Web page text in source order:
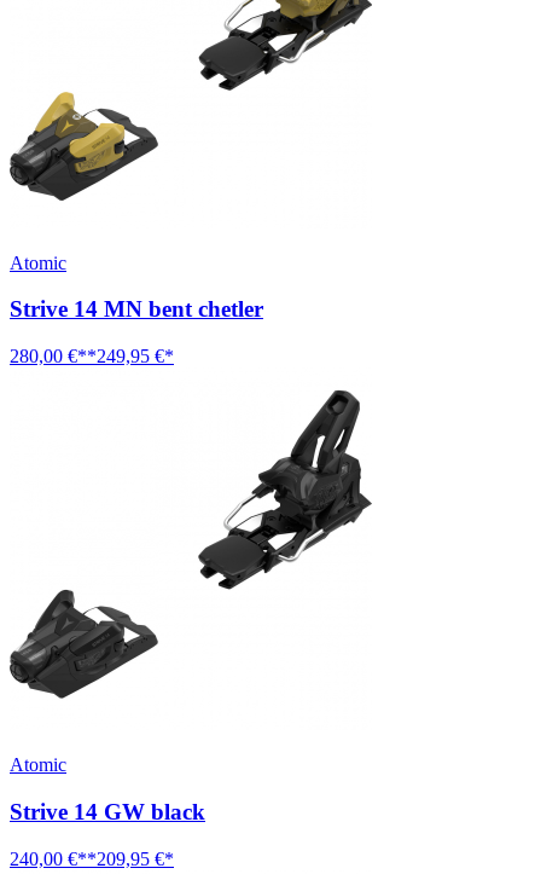
Atomic
Strive 14 MN bent chetler
280,00 €**249,95 €*
Atomic
Strive 14 GW black
240,00 €**209,95 €*